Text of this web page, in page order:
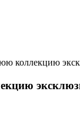
коллекцию